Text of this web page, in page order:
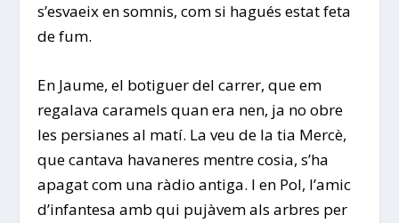
s’esvaeix en somnis, com si hagués estat feta
de fum.
En Jaume, el botiguer del carrer, que em
regalava caramels quan era nen, ja no obre
les persianes al matí. La veu de la tia Mercè,
que cantava havaneres mentre cosia, s’ha
apagat com una ràdio antiga. I en Pol, l’amic
d’infantesa amb qui pujàvem als arbres per